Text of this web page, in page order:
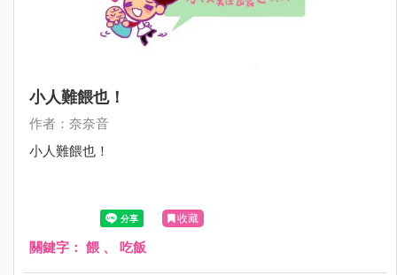
小人難餵也！
作者：奈奈音
小人難餵也！
收藏
關鍵字： 餵 、 吃飯